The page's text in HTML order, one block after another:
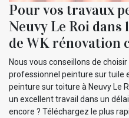
Pour vos travaux
Neuvy Le Roi dans
de WK rénovation
Nous vous conseillons de
professionnel peinture sur tuile
peinture sur toiture à Neuvy Le
un excellent travail dans un
encore ? Téléchargez le plus